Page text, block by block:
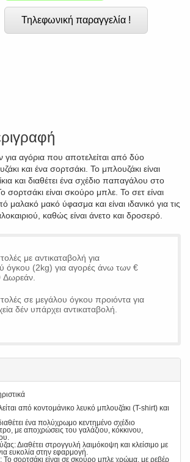
Τηλεφωνική παραγγελία !
για αγόρια που αποτελείται από δύο
και ένα σορτσάκι. Το μπλουζάκι είναι
και διαθέτει ένα σχέδιο παπαγάλου στο
σορτσάκι είναι σκούρο μπλε. Το σετ είναι
μαλακό μακό ύφασμα και είναι ιδανικό για τις
καθώς είναι άνετο και δροσερό.
με αντικαταβολή για
όγκου (2kg) για αγορές άνω των €
Δωρεάν.
σε μεγάλου όγκου προιόντα για
δέν υπάρχει αντικαταβολή.
από κοντομάνικο λευκό μπλουζάκι (T-shirt) και
ένα πολύχρωμο κεντημένο σχέδιο
με αποχρώσεις του γαλάζιου, κόκκινου,
Διαθέτει στρογγυλή λαιμόκοψη και κλείσιμο με
ευκολία στην εφαρμογή.
Το σορτσάκι είναι σε σκούρο μπλε χρώμα, με ρεβέρ